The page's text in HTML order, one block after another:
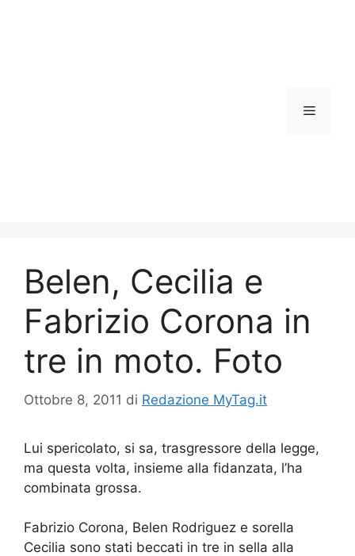
Menu
Belen, Cecilia e
Fabrizio Corona in
tre in moto. Foto
Ottobre 8, 2011 di Redazione MyTag.it
Lui spericolato, si sa, trasgressore della legge,
ma questa volta, insieme alla fidanzata, l’ha
combinata grossa.
Fabrizio Corona, Belen Rodriguez e sorella
Cecilia sono stati beccati in tre in sella alla